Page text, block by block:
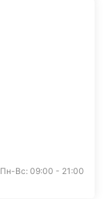
Пн-Вс: 09:00 - 21:00